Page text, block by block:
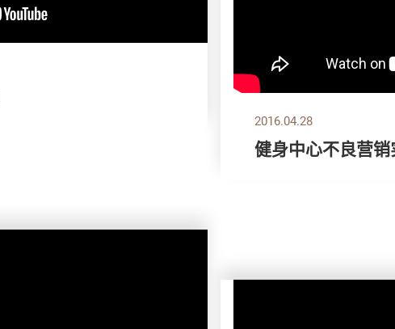
2016.04.28
健身中心不良营销